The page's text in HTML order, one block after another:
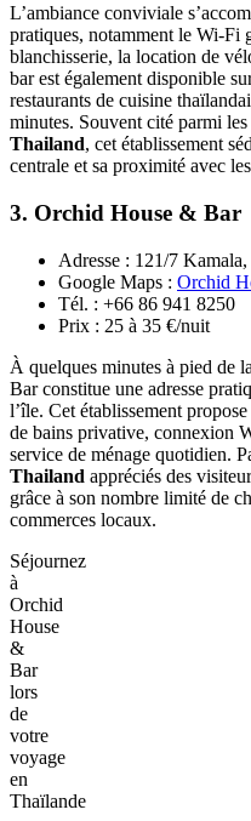
L’ambiance conviviale
pratiques, notamment le Wi-Fi
blanchisserie, la location de
bar est également disponible
restaurants de cuisine
minutes. Souvent cité parmi les
Thailand, cet établissement
centrale et sa proximité avec
3. Orchid House & Bar
Adresse : 121/7
Google Maps : Orchid
Tél. : +66 86 941 8250
Prix : 25 à 35 €/nuit
À quelques minutes à pied de
Bar constitue une adresse
l’île. Cet établissement
de bains privative, connexion
service de ménage quotidien.
Thailand appréciés des
grâce à son nombre limité de
commerces locaux.